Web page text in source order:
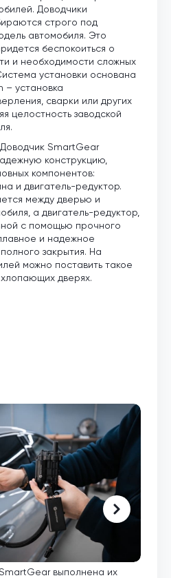
Доводчики
строго под
автомобиля. Это
беспокоиться о
и необходимости сложных
установки основана
– установка
сварки или других
целостность заводской
SmartGear
конструкцию,
компонентов:
и двигатель-редуктор.
между дверью и
а двигатель-редуктор,
с помощью прочного
и надежное
закрытия. На
можно поставить такое
дверях.
выполнена их